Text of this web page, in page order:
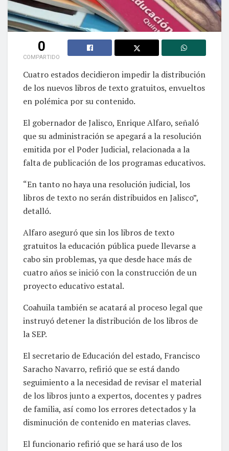
0
COMPARTIDO
Cuatro estados decidieron impedir la distribución
de los nuevos libros de texto gratuitos, envueltos
en polémica por su contenido.
El gobernador de Jalisco, Enrique Alfaro, señaló
que su administración se apegará a la resolución
emitida por el Poder Judicial, relacionada a la
falta de publicación de los programas educativos.
“En tanto no haya una resolución judicial, los
libros de texto no serán distribuidos en Jalisco”,
detalló.
Alfaro aseguró que sin los libros de texto
gratuitos la educación pública puede llevarse a
cabo sin problemas, ya que desde hace más de
cuatro años se inició con la construcción de un
proyecto educativo estatal.
Coahuila también se acatará al proceso legal que
instruyó detener la distribución de los libros de
la SEP.
El secretario de Educación del estado, Francisco
Saracho Navarro, refirió que se está dando
seguimiento a la necesidad de revisar el material
de los libros junto a expertos, docentes y padres
de familia, así como los errores detectados y la
disminución de contenido en materias claves.
El funcionario refirió que se hará uso de los